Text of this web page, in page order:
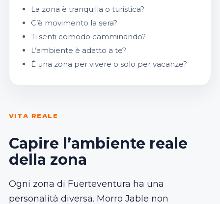
La zona è tranquilla o turistica?
C’è movimento la sera?
Ti senti comodo camminando?
L’ambiente è adatto a te?
È una zona per vivere o solo per vacanze?
VITA REALE
Capire l’ambiente reale
della zona
Ogni zona di Fuerteventura ha una
personalità diversa. Morro Jable non